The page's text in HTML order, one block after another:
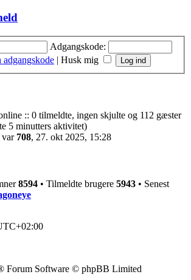
Adgangskode:
adgangskode | Husk mig
:: 0 tilmeldte, ingen skjulte og 112 gæster
5 minutters aktivitet)
var 708, 27. okt 2025, 15:28
8594 • Tilmeldte brugere 5943 • Senest
Forum Software © phpBB Limited